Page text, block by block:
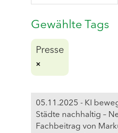
Gewählte Tags
Presse
05.11.2025 - KI
Städte nachhaltig –
Fachbeitrag von